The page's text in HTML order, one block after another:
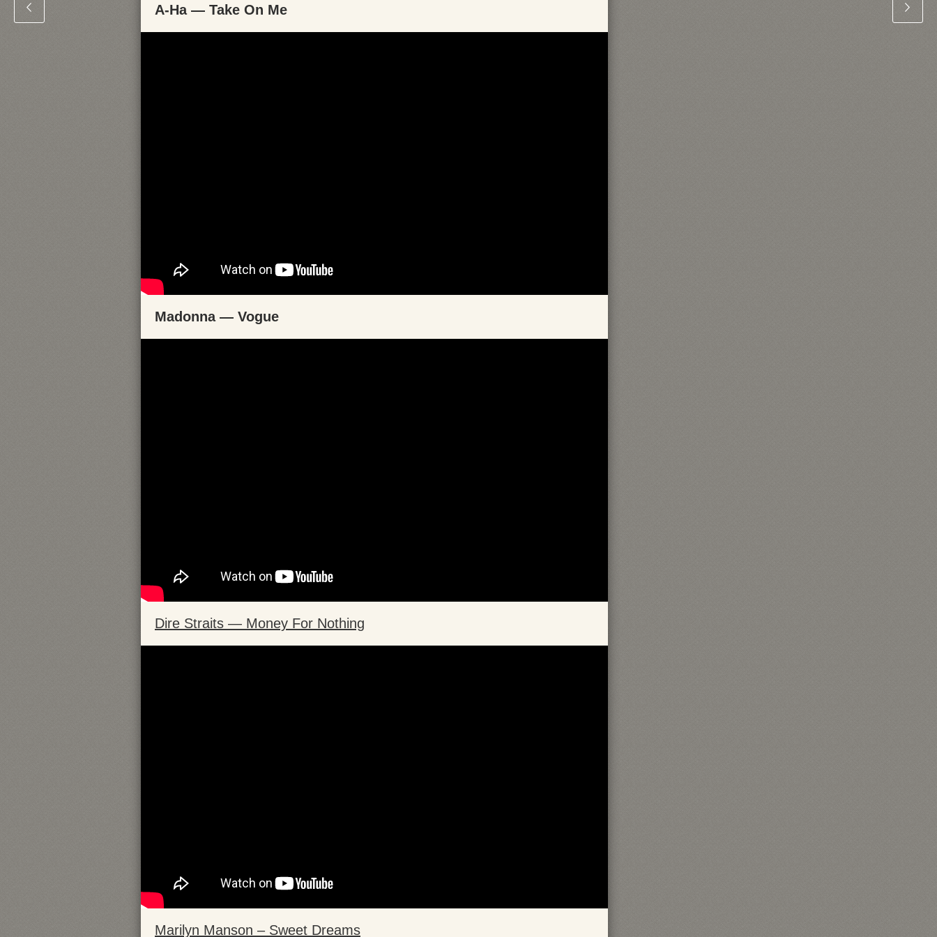
A-Ha — Take On Me
Madonna — Vogue
Dire Straits — Money For Nothing
Marilyn Manson – Sweet Dreams